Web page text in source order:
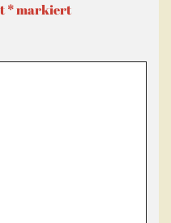
*markiert